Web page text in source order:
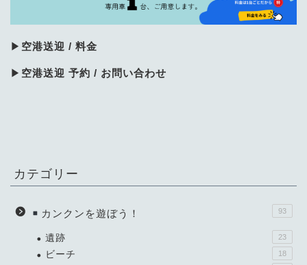
▶ 空港送迎 / 料金
▶ 空港送迎 予約 / お問い合わせ
カテゴリー
カンクンを遊ぼう！ 93
遺跡 23
ビーチ 18